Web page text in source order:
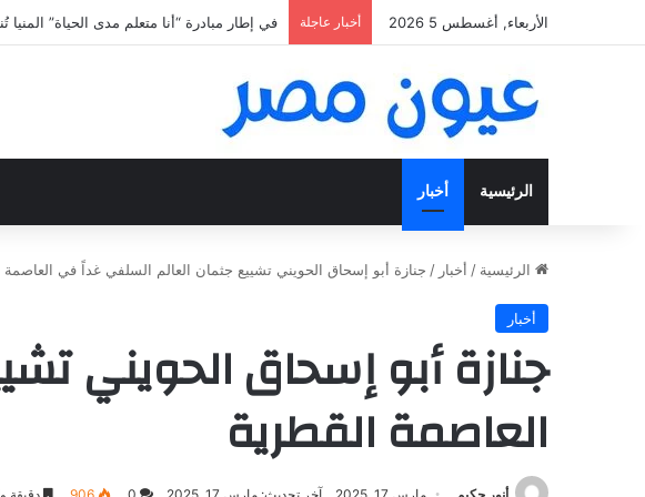
الأربعاء, أغسطس 5 2026 أخبار عاجلة «فتح عينك كويس».. اعثر على الاختلافات الخمس خلال
الرئيسية أخبار
الرئيسية / أخبار / جنازة أبو إسحاق الحويني تشييع جثمان العالم السلفي غداً في العاصمة
أخبار
جنازة أبو إسحاق الحويني
العاصمة القطرية